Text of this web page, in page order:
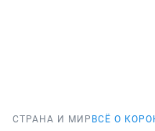
СТРАНА И МИР ВСЁ О